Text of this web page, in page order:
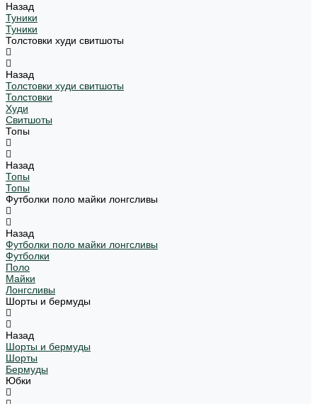
Назад
Туники
Туники
Толстовки худи свитшоты
Назад
Толстовки худи свитшоты
Толстовки
Худи
Свитшоты
Топы
Назад
Топы
Топы
Футболки поло майки лонгсливы
Назад
Футболки поло майки лонгсливы
Футболки
Поло
Майки
Лонгсливы
Шорты и бермуды
Назад
Шорты и бермуды
Шорты
Бермуды
Юбки